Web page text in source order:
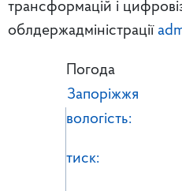
трансформацій і
облдержадміністрації
Погода
Запоріжжя
вологість:
тиск: